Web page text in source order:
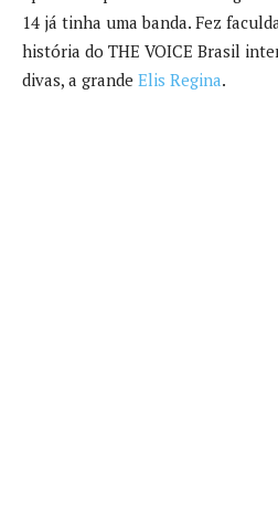
14 já tinha uma banda. Fez
história do THE VOICE Brasil
divas, a grande Elis Regina.